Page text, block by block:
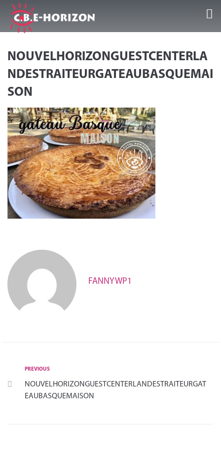
Nos Guest Center
Infos et conseils
Galeries/Vidéos
Témoignages
Contact
NOUVELHORIZONGUESTCENTERLA
NDESTRAITEURGATEAUBASQUEMAI
SON
FANNYWP1
PREVIOUS
NOUVELHORIZONGUESTCENTERLANDESTRAITEURGAT
EAUBASQUEMAISON